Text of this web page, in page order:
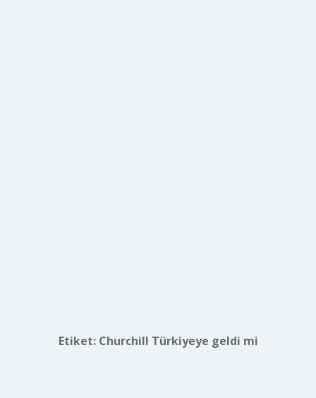
Etiket: Churchill Türkiyeye geldi mi